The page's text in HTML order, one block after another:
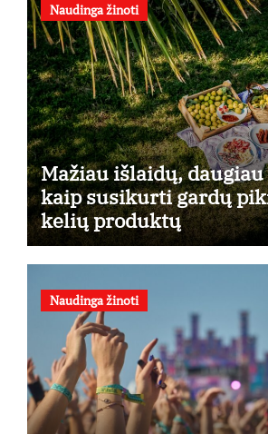
Naudinga žinoti
Mažiau išlaidų,
kaip susikurti gardų
kelių produktų
Naudinga žinoti